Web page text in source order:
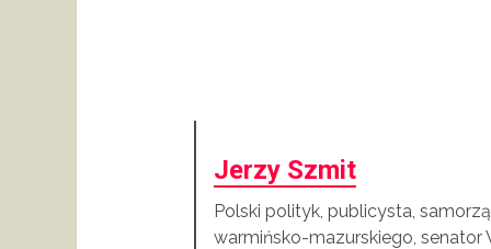
Jerzy Szmit
Polski polityk, publicysta,
warmińsko-mazurskiego, senator